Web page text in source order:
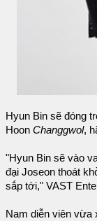
Hyun Bin sẽ đóng
Hoon Changgwol,
"Hyun Bin sẽ vào
đại Joseon thoát
sắp tới," VAST
Nam diễn viên vừa